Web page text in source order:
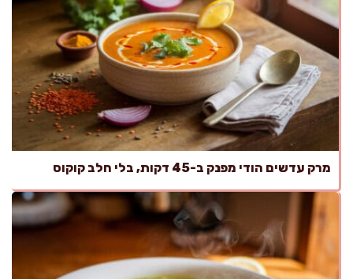
מרק עדשים הודי מפנק ב-45 דקות, בלי חלב קוקוס